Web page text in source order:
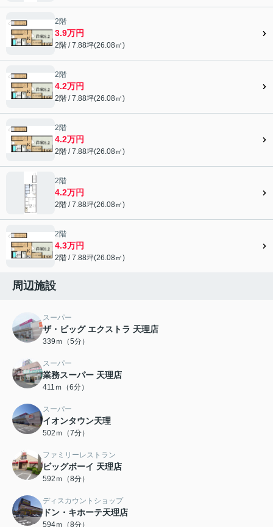
2階
3.9万円
2階 / 7.88坪(26.08㎡)
2階
4.2万円
2階 / 7.88坪(26.08㎡)
2階
4.2万円
2階 / 7.88坪(26.08㎡)
2階
4.2万円
2階 / 7.88坪(26.08㎡)
2階
4.3万円
2階 / 7.88坪(26.08㎡)
周辺施設
スーパー
ザ・ビッグ エクストラ 天理店
339ｍ（5分）
スーパー
業務スーパー 天理店
411ｍ（6分）
スーパー
イオンタウン天理
502ｍ（7分）
ファミリーレストラン
ビッグボーイ 天理店
592ｍ（8分）
ディスカウントショップ
ドン・キホーテ天理店
594ｍ（8分）